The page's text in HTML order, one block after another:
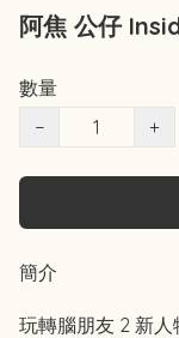
阿焦 公仔
數量
−
+
簡介
玩轉腦朋友 2 新人